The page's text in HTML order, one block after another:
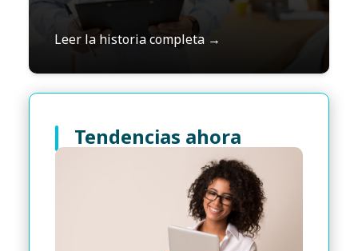
Leer la historia completa →
Tendencias ahora